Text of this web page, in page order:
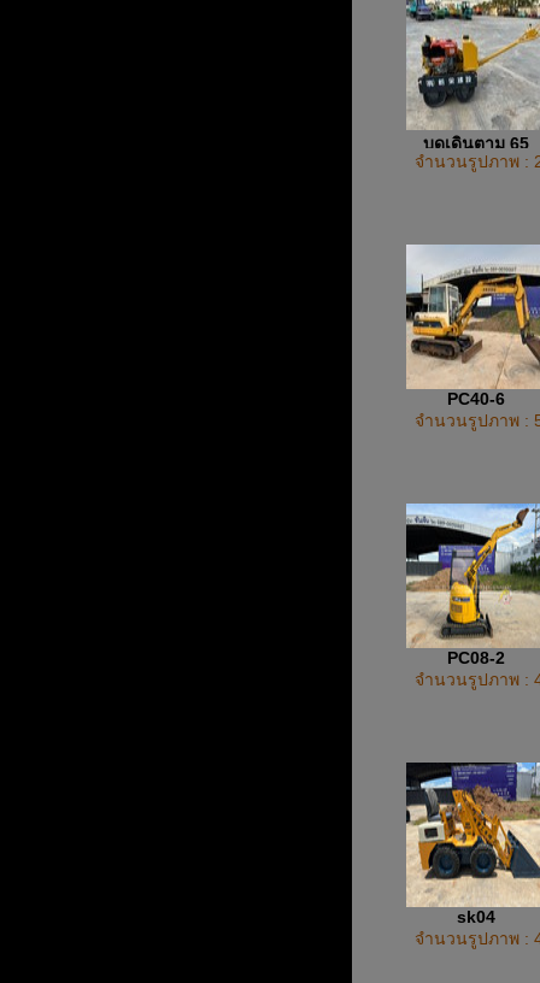
บดเดินตาม 65
จำนวนรูปภาพ :
PC40-6
จำนวนรูปภาพ :
PC08-2
จำนวนรูปภาพ :
sk04
จำนวนรูปภาพ :